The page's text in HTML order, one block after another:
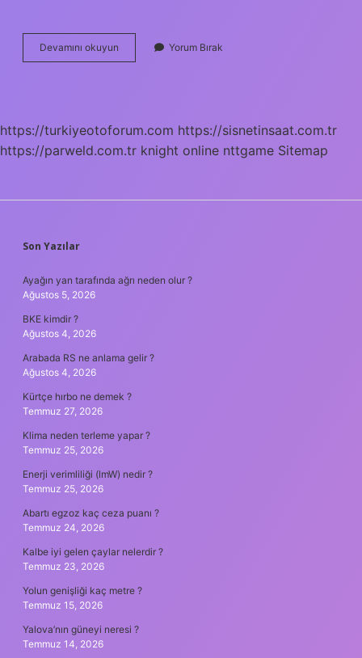
Devamını okuyun Ahçıbaşı
Kelimesinin
Yorum Bırak
https://turkiyeotoforum.com https://sisnetinsaat.com.tr
https://parweld.com.tr knight online nttgame Sitemap
SIDEBAR
Son Yazılar
Ayağın yan tarafında ağrı neden olur ?
Ağustos 5, 2026
BKE kimdir ?
Ağustos 4, 2026
Arabada RS ne anlama gelir ?
Ağustos 4, 2026
Kürtçe hırbo ne demek ?
Temmuz 27, 2026
Klima neden terleme yapar ?
Temmuz 25, 2026
Enerji verimliliği (lmW) nedir ?
Temmuz 25, 2026
Abartı egzoz kaç ceza puanı ?
Temmuz 24, 2026
Kalbe iyi gelen çaylar nelerdir ?
Temmuz 23, 2026
Yolun genişliği kaç metre ?
Temmuz 15, 2026
Yalova’nın güneyi neresi ?
Temmuz 14, 2026